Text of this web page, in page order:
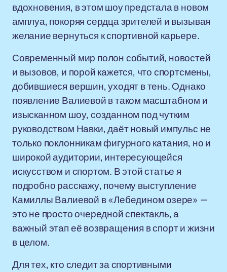
вдохновения, в этом шоу предстала в новом
амплуа, покоряя сердца зрителей и вызывая
желание вернуться к спортивной карьере.
Современный мир полон событий, новостей
и вызовов, и порой кажется, что спортсмены,
добившиеся вершин, уходят в тень. Однако
появление Валиевой в таком масштабном и
изысканном шоу, созданном под чутким
руководством Навки, даёт новый импульс не
только поклонникам фигурного катания, но и
широкой аудитории, интересующейся
искусством и спортом. В этой статье я
подробно расскажу, почему выступление
Камиллы Валиевой в «Лебедином озере» —
это не просто очередной спектакль, а
важный этап её возвращения в спорт и жизни
в целом.
Для тех, кто следит за спортивными